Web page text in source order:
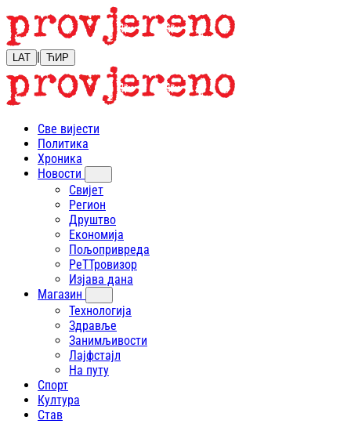
LAT | ЋИР
Све вијести
Политика
Хроника
Новости
Свијет
Регион
Друштво
Економија
Пољопривреда
РеТТровизор
Изјава дана
Магазин
Технологија
Здравље
Занимљивости
Лајфстajл
На путу
Спорт
Култура
Став